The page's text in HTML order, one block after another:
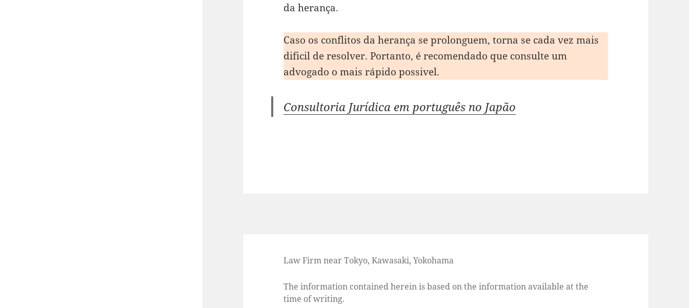
da herança.
Caso os conflitos da herança se prolonguem, torna se cada vez mais
dificil de resolver. Portanto, é recomendado que consulte um
advogado o mais rápido possivel.
Consultoria Jurídica em português no Japão
Law Firm near Tokyo, Kawasaki, Yokohama
The information contained herein is based on the information available at the
time of writing.